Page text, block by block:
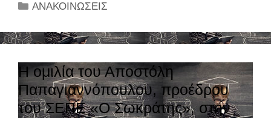
2
Γ
Σ
τ
η
ς
Δ
Κ
τ
γ
ρ
ί
ΑΝΑΚΟΙΝΩΣΕΙΣ
Η ομιλία του Αποστόλη
Παπαγιαννόπουλου, προέδρου
του ΣΕΠΕ «Ο Σωκράτης», στην